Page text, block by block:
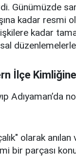
Günümüzde
kadar resmi
kadar
İlçe
olarak
bir parçası